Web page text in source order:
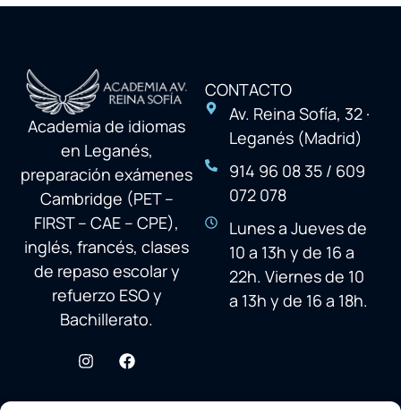
Academia de idiomas
en Leganés,
preparación exámenes
Cambridge (PET –
FIRST – CAE – CPE),
inglés, francés, clases
de repaso escolar y
refuerzo ESO y
Bachillerato.
CONTACTO
Av. Reina Sofía, 32 ·
Leganés (Madrid)
914 96 08 35 / 609
072 078
Lunes a Jueves de
10 a 13h y de 16 a
22h. Viernes de 10
a 13h y de 16 a 18h.